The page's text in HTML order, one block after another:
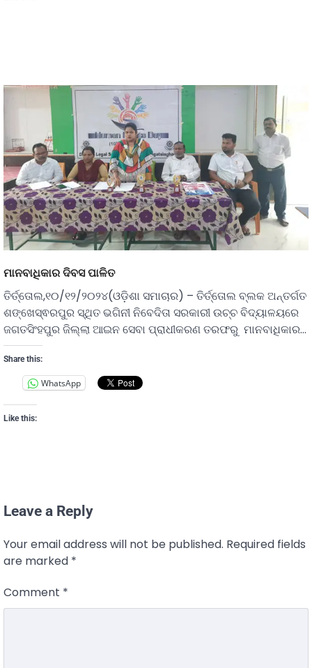
ମାନବାଧିକାର ଦିବସ ପାଳିତ
ତିର୍ତ୍ତୋଲ,୧୦/୧୨/୨୦୨୪(ଓଡ଼ିଶା ସମାଚାର) – ତିର୍ତ୍ତୋଲ ବ୍ଲକ ଅନ୍ତର୍ଗତ
ଶଙ୍ଖେସ୍ଵରପୁର ସ୍ଥିତ ଭଗିନୀ ନିବେଦିତା ସରକାରୀ ଉଚ୍ଚ ବିଦ୍ୟାଳୟରେ
ଜଗତସିଂହପୁର ଜିଲ୍ଲା ଆଇନ ସେବା ପ୍ରାଧୀକରଣ ତରଫରୁ ମାନବାଧିକାର…
Share this:
WhatsApp
Like this:
Leave a Reply
Your email address will not be published. Required fields
are marked *
Comment *